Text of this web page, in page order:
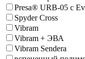
Presa® URB-05 с
Spyder Cross
Vibram
Vibram + ЭВА
Vibrаm Sеndеrа